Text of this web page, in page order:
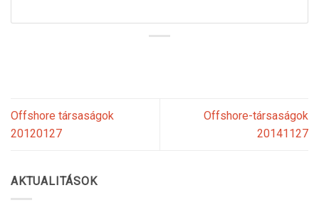
Offshore társaságok
20120127
Offshore-társaságok
20141127
AKTUALITÁSOK